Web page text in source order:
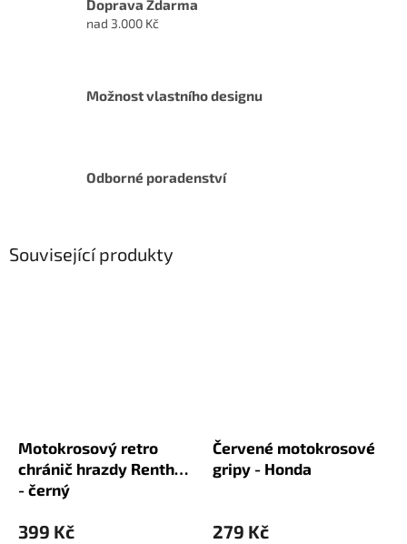
Doprava Zdarma
nad 3.000 Kč
Možnost vlastního designu
Odborné poradenství
Související produkty
Motokrosový retro
chránič hrazdy Renthal
- černý
399 Kč
Červené motokrosové
gripy - Honda
279 Kč